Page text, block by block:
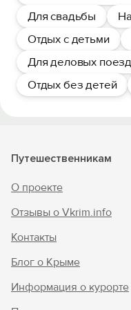
Для свадьбы
Отдых с детьми
Для деловых
Отдых без детей
Путешественникам
О проекте
Отзывы о Vkrim.info
Контакты
Блог о Крыме
Информация о курорте